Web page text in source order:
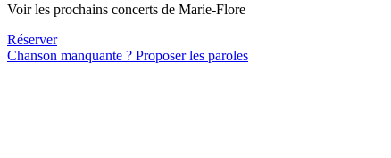
Voir les prochains concerts de Marie-Flore
Réserver
Chanson manquante ? Proposer les paroles